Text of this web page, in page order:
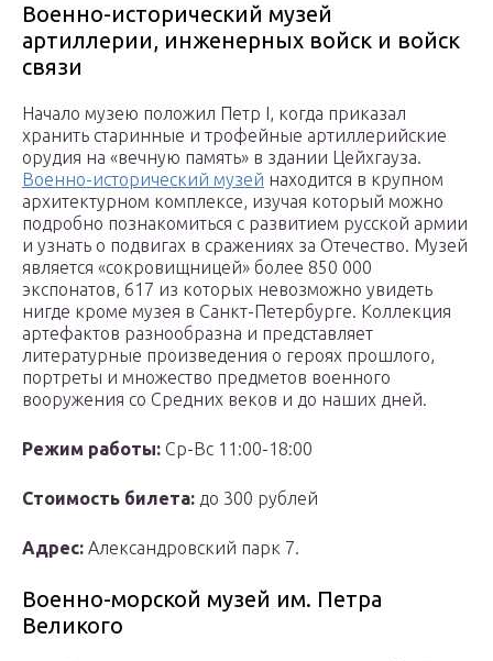
Военно-исторический музей
артиллерии, инженерных войск и войск
связи
Начало музею положил Петр I, когда приказал
хранить старинные и трофейные артиллерийские
орудия на «вечную память» в здании Цейхгауза.
Военно-исторический музей находится в крупном
архитектурном комплексе, изучая который можно
подробно познакомиться с развитием русской армии
и узнать о подвигах в сражениях за Отечество. Музей
является «сокровищницей» более 850 000
экспонатов, 617 из которых невозможно увидеть
нигде кроме музея в Санкт-Петербурге. Коллекция
артефактов разнообразна и представляет
литературные произведения о героях прошлого,
портреты и множество предметов военного
вооружения со Средних веков и до наших дней.
Режим работы: Ср-Вс 11:00-18:00
Стоимость билета: до 300 рублей
Адрес: Александровский парк 7.
Военно-морской музей им. Петра
Великого